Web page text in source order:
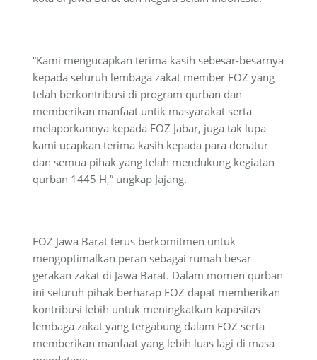
“Kami mengucapkan terima kasih sebesar-besarnya
kepada seluruh lembaga zakat member FOZ yang
telah berkontribusi di program qurban dan
memberikan manfaat untik masyarakat serta
melaporkannya kepada FOZ Jabar, juga tak lupa
kami ucapkan terima kasih kepada para donatur
dan semua pihak yang telah mendukung kegiatan
qurban 1445 H,” ungkap Jajang.
FOZ Jawa Barat terus berkomitmen untuk
mengoptimalkan peran sebagai rumah besar
gerakan zakat di Jawa Barat. Dalam momen qurban
ini seluruh pihak berharap FOZ dapat memberikan
kontribusi lebih untuk meningkatkan kapasitas
lembaga zakat yang tergabung dalam FOZ serta
memberikan manfaat yang lebih luas lagi di masa